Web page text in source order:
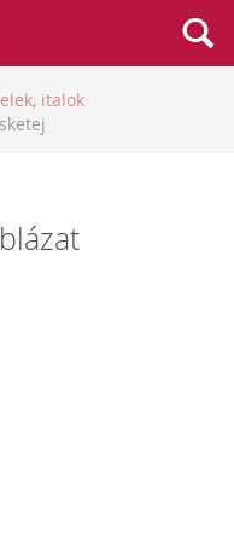
italok